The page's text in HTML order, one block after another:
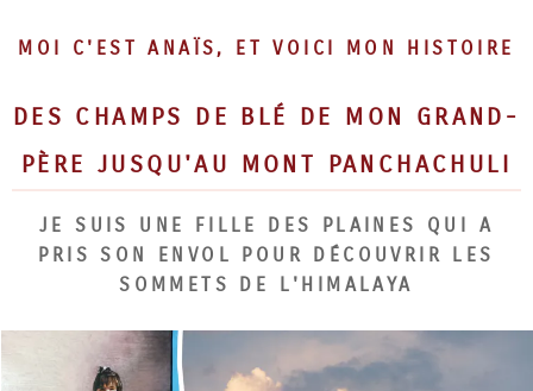
MOI C'EST ANAÏS, ET VOICI MON HISTOIRE
DES CHAMPS DE BLÉ DE MON GRAND-
PÈRE JUSQU'AU MONT PANCHACHULI
JE SUIS UNE FILLE DES PLAINES QUI A
PRIS SON ENVOL POUR DÉCOUVRIR LES
SOMMETS DE L'HIMALAYA